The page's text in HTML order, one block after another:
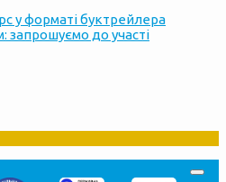
у форматі буктрейлера
до участі